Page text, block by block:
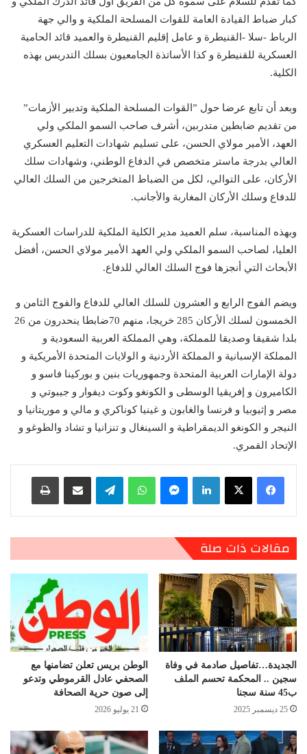
كبار ضباط القيادة العامة للقوات المسلحة الملكية و والي جهة
الرباط -سلا -القنيطرة و عامل إقليم القنيطرة والعميد قائد الحامية
العسكرية للقنيطرة و كذا الأساتذة الجامعيون بسلك التدريس بهذه
الكلية.
وبعد أن تابع عرضا حول ”القوات المسلحة الملكية وتدبير الأزمات”
من تقديم ضابطين متدربين، أشرف صاحب السمو الملكي ولي
العهد، الأمير مولاي الحسن، على تسليم شهادات التعليم العسكري
العالي بدرجة ماستر متخصص في الدفاع الوطني، وشهادات سلك
الأركان، على التوالي، لكل من الضباط المتخرجين من السلك العالي
للدفاع وسلك الأركان المغاربة والأجانب.
وبهذه المناسبة، سلم العميد مدير الكلية الملكية للدراسات العسكرية
العليا، لصاحب السمو الملكي ولي العهد الأمير مولاي الحسن، أفضل
الأبحاث التي أنجزها فوج السلك العالي للدفاع.
ويضم الفوج الرابع و العشرون للسلك العالي للدفاع والفوج الثامن و
الخمسون لسلك الأركان 285 خريجا، منهم 70ضابطا ينحدرون من 26
بلدا شقيقا وصديقا للمملكة، وهي المملكة العربية السعودية و
المملكة الإسبانية و المملكة الأردنية و الولايات المتحدة الأمريكية و
دولة الإمارات العربية المتحدة وجمهوريات بنين و بوركينا فاسو و
الكاميرون و إفريقيا الوسطى و الكونغو وكوت ديفوار و جيبوتي و
مصر و إثيوبيا و فرنسا والغابون و غينيا كوناكري و مالي و موريتانيا و
النيجر و الكونغو الديمقراطية و السينغال و تنزانيا و تشاد والطوغو و
الإتحاد القمري.
لينكدإن ماسنجر واتساب تيلقرام مشاركة عبر البريد طباعة
مقالات ذات صلة
الجديدة…تفاصيل صادمة في وفاة
سجين .. المحكمة تحسم الملف
ب45 سنة سجنا
25 ديسمبر 2025
الوطن بريس تعلن تضامنها مع
الصحفي عادل القرموطي وتدعو
إلى صون حرية الصحافة
21 يوليو 2026